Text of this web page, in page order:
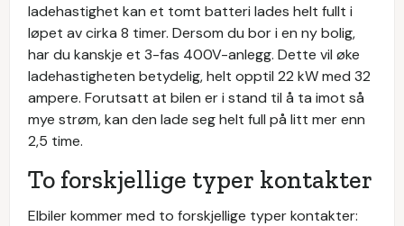
ladehastighet kan et tomt batteri lades helt fullt i
løpet av cirka 8 timer. Dersom du bor i en ny bolig,
har du kanskje et 3-fas 400V-anlegg. Dette vil øke
ladehastigheten betydelig, helt opptil 22 kW med 32
ampere. Forutsatt at bilen er i stand til å ta imot så
mye strøm, kan den lade seg helt full på litt mer enn
2,5 time.
To forskjellige typer kontakter
Elbiler kommer med to forskjellige typer kontakter: